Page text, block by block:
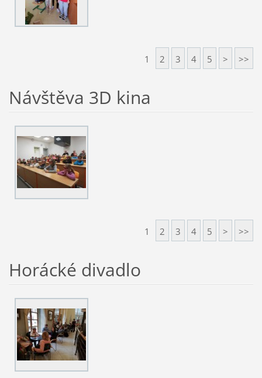
1 2 3 4 5 > >>
Návštěva 3D kina
1 2 3 4 5 > >>
Horácké divadlo